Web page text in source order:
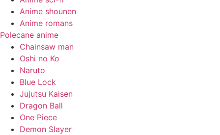
Anime shounen
Anime romans
Polecane anime
Chainsaw man
Oshi no Ko
Naruto
Blue Lock
Jujutsu Kaisen
Dragon Ball
One Piece
Demon Slayer